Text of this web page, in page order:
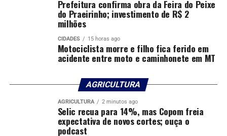
Prefeitura confirma obra da Feira do Peixe
do Praeirinho; investimento de R$ 2
milhões
CIDADES 15 horas ago
Motociclista morre e filho fica ferido em
acidente entre moto e caminhonete em MT
AGRICULTURA
AGRICULTURA 2 minutos ago
Selic recua para 14%, mas Copom freia
expectativa de novos cortes; ouça o
podcast